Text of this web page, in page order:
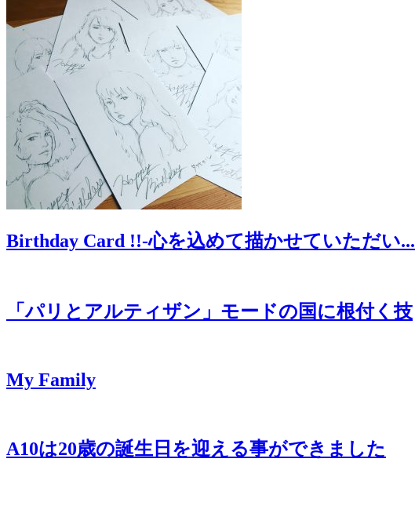
Birthday Card !!-心を込めて描かせていただい...
「パリとアルティザン」モードの国に根付く技
My Family
A10は20歳の誕生日を迎える事ができました